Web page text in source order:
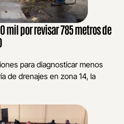
mil por revisar 785 metros de
para diagnosticar menos
de drenajes en zona 14, la